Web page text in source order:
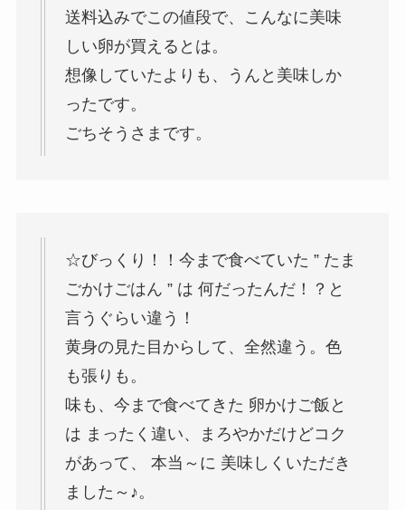
送料込みでこの値段で、こんなに美味
しい卵が買えるとは。
想像していたよりも、うんと美味しか
ったです。
ごちそうさまです。
☆びっくり！！今まで食べていた ” たま
ごかけごはん ” は 何だったんだ！？と
言うぐらい違う！
黄身の見た目からして、全然違う。色
も張りも。
味も、今まで食べてきた 卵かけご飯と
は まったく違い、まろやかだけどコク
があって、 本当～に 美味しくいただき
ました～♪。